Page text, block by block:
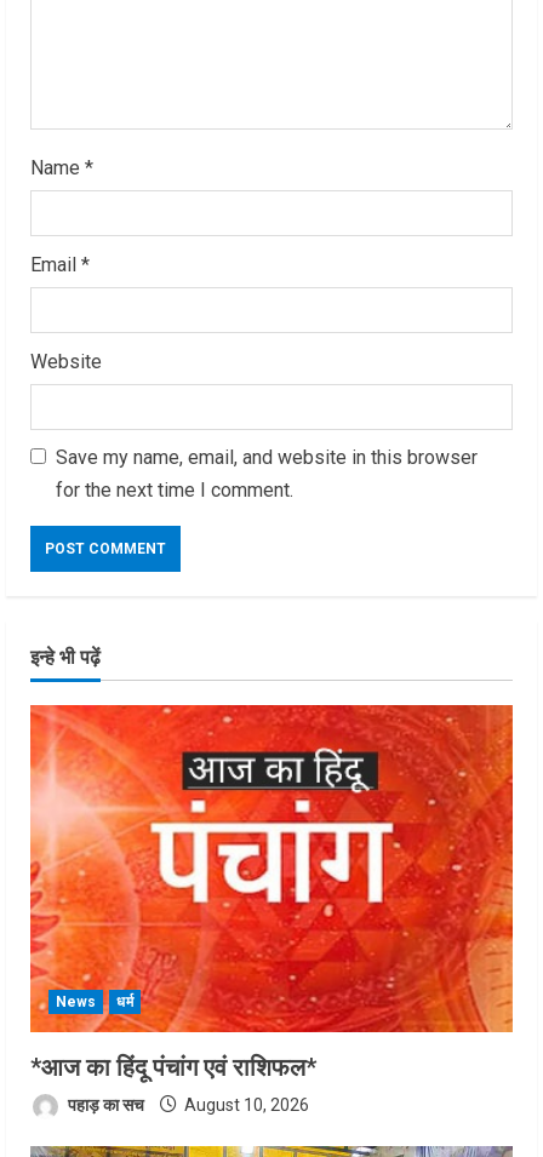
Name *
Email *
Website
Save my name, email, and website in this browser
for the next time I comment.
इन्हे भी पढ़ें
News धर्म
*आज का हिंदू पंचांग एवं राशिफल*
पहाड़ का सच August 10, 2026